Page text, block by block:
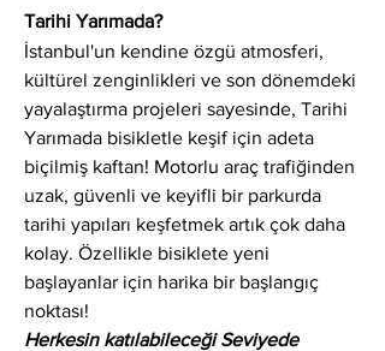
Tarihi Yarımada?
İstanbul'un kendine özgü atmosferi,
kültürel zenginlikleri ve son dönemdeki
yayalaştırma projeleri sayesinde, Tarihi
Yarımada bisikletle keşif için adeta
biçilmiş kaftan! Motorlu araç trafiğinden
uzak, güvenli ve keyifli bir parkurda
tarihi yapıları keşfetmek artık çok daha
kolay. Özellikle bisiklete yeni
başlayanlar için harika bir başlangıç
noktası!
Herkesin katılabileceği Seviyede